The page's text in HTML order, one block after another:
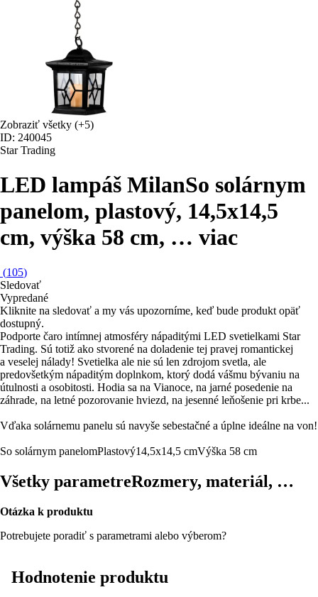
Zobraziť všetky (+5)
ID: 240045
Star Trading
LED lampáš MilanSo solárnym
panelom, plastový, 14,5x14,5
cm, výška 58 cm, … viac
(105)
Sledovať
Vypredané
Kliknite na sledovať a my vás upozorníme, keď bude produkt opäť
dostupný.
Podporte čaro intímnej atmosféry nápaditými LED svetielkami Star
Trading. Sú totiž ako stvorené na doladenie tej pravej romantickej
a veselej nálady! Svetielka ale nie sú len zdrojom svetla, ale
predovšetkým nápaditým doplnkom, ktorý dodá vášmu bývaniu na
útulnosti a osobitosti. Hodia sa na Vianoce, na jarné posedenie na
záhrade, na letné pozorovanie hviezd, na jesenné leňošenie pri krbe...
Vďaka solárnemu panelu sú navyše sebestačné a úplne ideálne na von!
So solárnym panelomPlastový14,5x14,5 cmVýška 58 cm
Všetky parametreRozmery, materiál, …
Otázka k produktu
Potrebujete poradiť s parametrami alebo výberom?
Hodnotenie produktu